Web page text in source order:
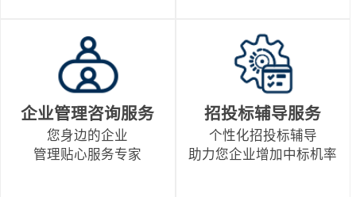
企业管理咨询服务
您身边的企业
管理贴心服务专家
招投标辅导服务
个性化招投标辅导
助力您企业增加中标机率